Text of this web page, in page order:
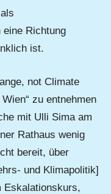
eine Richtung
ist.
not Climate
zu entnehmen
mit Ulli Sima am
Rathaus wenig
bereit, über
und Klimapolitik]
Eskalationskurs,